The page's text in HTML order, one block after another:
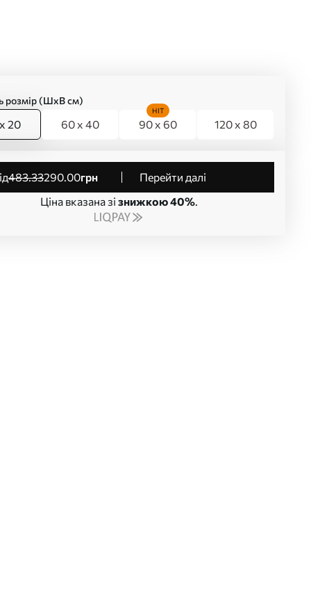
розмір (ШхВ см)
20 60 x 40 90 x 60
HIT
120 x 80
від483.33290.00грн
Перейти далі
Ціна вказана зі знижкою 40%.